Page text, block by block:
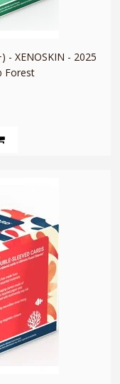
- XENOSKIN - 2025
Forest